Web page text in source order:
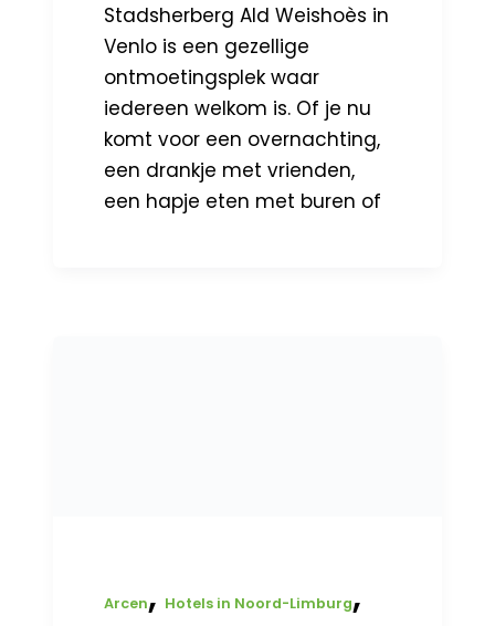
Stadsherberg Ald Weishoès in
Venlo is een gezellige
ontmoetingsplek waar
iedereen welkom is. Of je nu
komt voor een overnachting,
een drankje met vrienden,
een hapje eten met buren of
Arcen, Hotels in Noord-Limburg,